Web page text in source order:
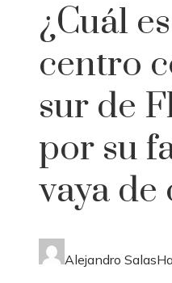
¿Cuál
centro
sur de
por su
vaya de
Alejandro Salas